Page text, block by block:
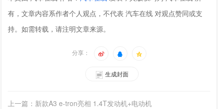
有，文章内容系作者个人观点，不代表 汽车在线 对观点赞同或支
持。如需转载，请注明文章来源。
分享：
生成封面
上一篇：新款A3 e-tron亮相 1.4T发动机+电动机